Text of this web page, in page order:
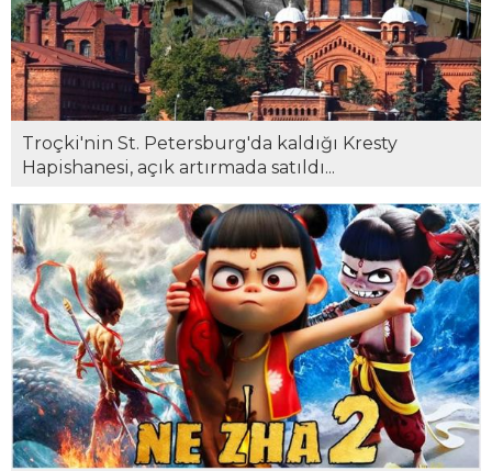
Troçki'nin St. Petersburg'da kaldığı Kresty
Hapishanesi, açık artırmada satıldı...